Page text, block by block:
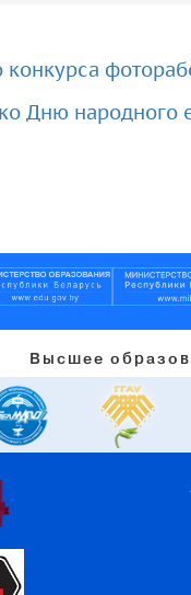
конкурса
Дню народного
Высшее